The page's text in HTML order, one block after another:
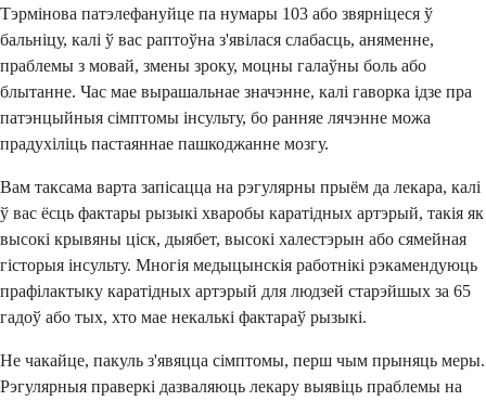
Тэрмінова патэлефануйце па нумары 103 або звярніцеся ў
бальніцу, калі ў вас раптоўна з'явілася слабасць, аняменне,
праблемы з мовай, змены зроку, моцны галаўны боль або
блытанне. Час мае вырашальнае значэнне, калі гаворка ідзе пра
патэнцыйныя сімптомы інсульту, бо ранняе лячэнне можа
прадухіліць пастаяннае пашкоджанне мозгу.
Вам таксама варта запісацца на рэгулярны прыём да лекара, калі
ў вас ёсць фактары рызыкі хваробы каратідных артэрый, такія як
высокі крывяны ціск, дыябет, высокі халестэрын або сямейная
гісторыя інсульту. Многія медыцынскія работнікі рэкамендуюць
прафілактыку каратідных артэрый для людзей старэйшых за 65
гадоў або тых, хто мае некалькі фактараў рызыкі.
Не чакайце, пакуль з'явяцца сімптомы, перш чым прыняць меры.
Рэгулярныя праверкі дазваляюць лекару выявіць праблемы на